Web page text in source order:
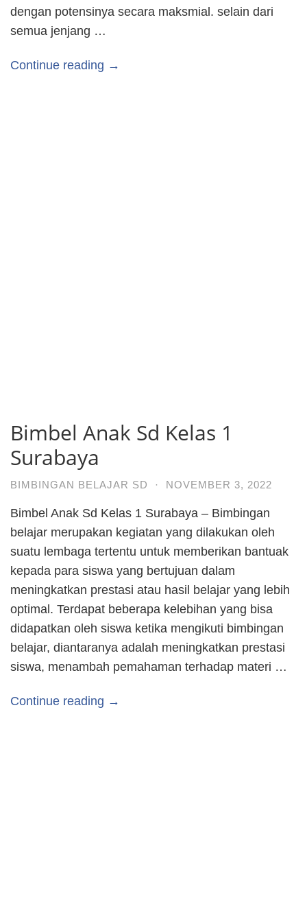
dengan potensinya secara maksmial. selain dari
semua jenjang …
Continue reading →
Bimbel Anak Sd Kelas 1
Surabaya
BIMBINGAN BELAJAR SD · NOVEMBER 3, 2022
Bimbel Anak Sd Kelas 1 Surabaya – Bimbingan
belajar merupakan kegiatan yang dilakukan oleh
suatu lembaga tertentu untuk memberikan bantuak
kepada para siswa yang bertujuan dalam
meningkatkan prestasi atau hasil belajar yang lebih
optimal. Terdapat beberapa kelebihan yang bisa
didapatkan oleh siswa ketika mengikuti bimbingan
belajar, diantaranya adalah meningkatkan prestasi
siswa, menambah pemahaman terhadap materi …
Continue reading →